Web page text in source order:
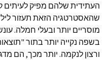
העתידית שלהם מפיק לעיתים
שהאסטרטגיה הזאת תעזור
מוסריים יותר ובעלי חמלה.
בשפה נקייה יותר בתור
ורצון לנקמה. יותר מכך, הם